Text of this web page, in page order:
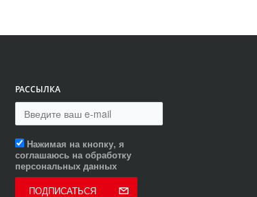
РАССЫЛКА
Нажимая на кнопку, я
соглашаюсь на обработку
персональных данных
ПОДПИСАТЬСЯ